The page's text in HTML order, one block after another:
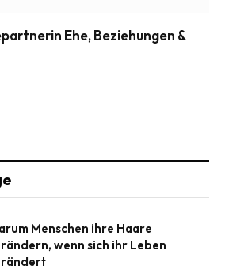
Ehe, Beziehungen &
Menschen ihre Haare
wenn sich ihr Leben